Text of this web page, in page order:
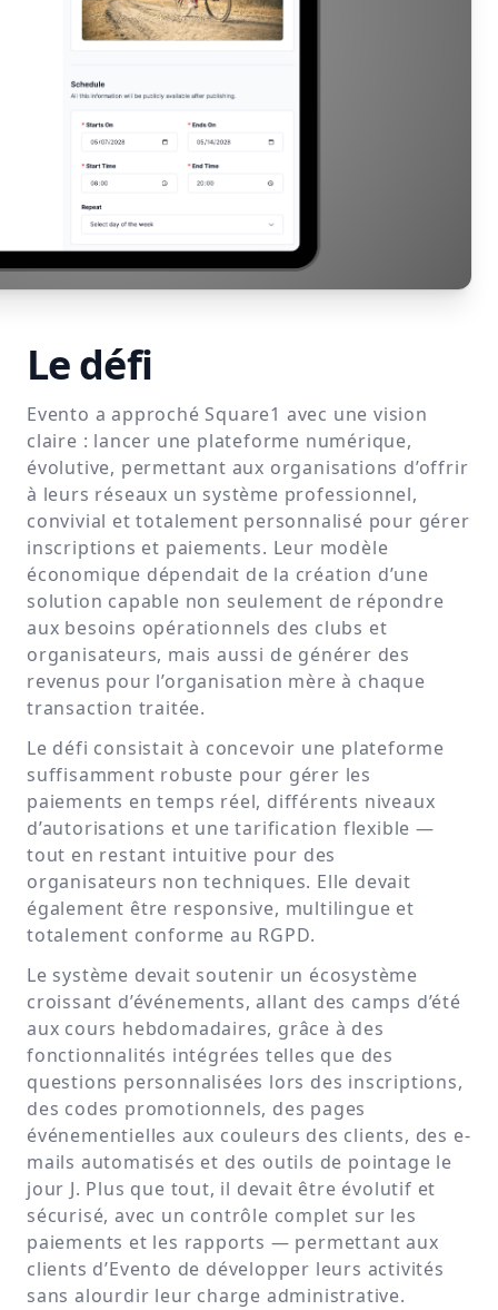
Le défi
Evento a approché Square1 avec une vision
claire : lancer une plateforme numérique,
évolutive, permettant aux organisations d’offrir
à leurs réseaux un système professionnel,
convivial et totalement personnalisé pour gérer
inscriptions et paiements. Leur modèle
économique dépendait de la création d’une
solution capable non seulement de répondre
aux besoins opérationnels des clubs et
organisateurs, mais aussi de générer des
revenus pour l’organisation mère à chaque
transaction traitée.
Le défi consistait à concevoir une plateforme
suffisamment robuste pour gérer les
paiements en temps réel, différents niveaux
d’autorisations et une tarification flexible —
tout en restant intuitive pour des
organisateurs non techniques. Elle devait
également être responsive, multilingue et
totalement conforme au RGPD.
Le système devait soutenir un écosystème
croissant d’événements, allant des camps d’été
aux cours hebdomadaires, grâce à des
fonctionnalités intégrées telles que des
questions personnalisées lors des inscriptions,
des codes promotionnels, des pages
événementielles aux couleurs des clients, des e-
mails automatisés et des outils de pointage le
jour J. Plus que tout, il devait être évolutif et
sécurisé, avec un contrôle complet sur les
paiements et les rapports — permettant aux
clients d’Evento de développer leurs activités
sans alourdir leur charge administrative.